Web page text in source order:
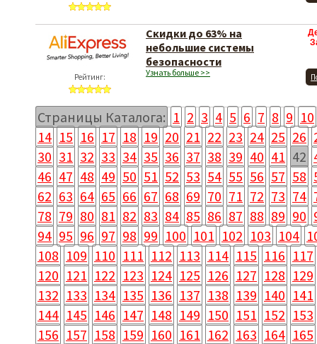
Рейтинг:
Скидки до 63% на
небольшие системы
безопасности
Узнать больше >>
Страницы Каталога: 1 2 3 4 5 6 7 8 9 10
14 15 16 17 18 19 20 21 22 23 24 25 26
30 31 32 33 34 35 36 37 38 39 40 41 42
46 47 48 49 50 51 52 53 54 55 56 57 58
62 63 64 65 66 67 68 69 70 71 72 73 74
78 79 80 81 82 83 84 85 86 87 88 89 90
94 95 96 97 98 99 100 101 102 103 104
108 109 110 111 112 113 114 115 116 117
120 121 122 123 124 125 126 127 128 129
132 133 134 135 136 137 138 139 140 141
144 145 146 147 148 149 150 151 152 153
156 157 158 159 160 161 162 163 164 165